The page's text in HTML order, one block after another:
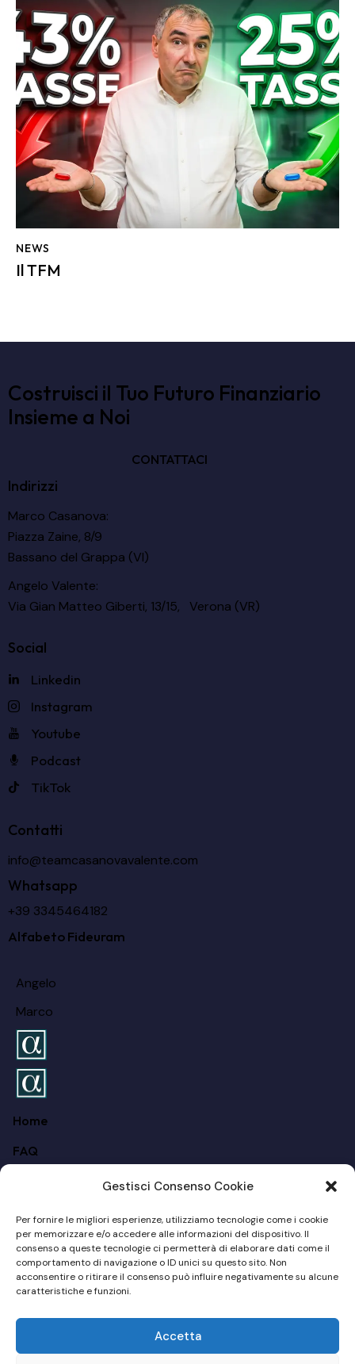
Gestisci Consenso Cookie
Per fornire le migliori esperienze, utilizziamo tecnologie come i cookie
per memorizzare e/o accedere alle informazioni del dispositivo. Il
consenso a queste tecnologie ci permetterà di elaborare dati come il
comportamento di navigazione o ID unici su questo sito. Non
acconsentire o ritirare il consenso può influire negativamente su alcune
caratteristiche e funzioni.
Accetta
NEWS
Il TFM
Costruisci il Tuo Futuro Finanziario
Insieme a Noi
CONTATTACI
Indirizzi
Marco Casanova:
Piazza Zaine, 8/9
Bassano del Grappa (VI)
Angelo Valente:
Via Gian Matteo Giberti, 13/15, Verona (VR)
Social
Linkedin
Instagram
Youtube
Podcast
TikTok
Contatti
info@teamcasanovavalente.com
Whatsapp
+39 3345464182
Alfabeto Fideuram
Angelo
Marco
Home
FAQ
Per Le Aziende
Blog
MD Online Consulting
03111660233 (A. Valente) – 03466580267 (M. Casanova)